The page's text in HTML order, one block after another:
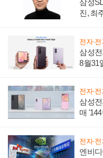
삼성
진, 최
전자·
삼성
8월31
전자·
삼성
매
전자·
엔비